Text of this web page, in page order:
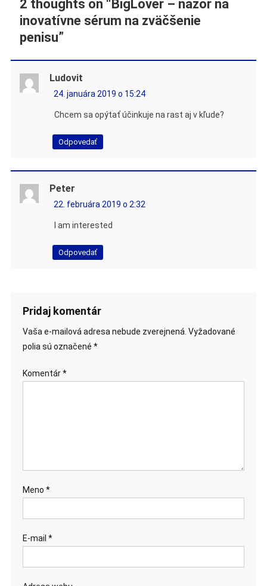
2 thoughts on “ BigLover – názor na
inovatívne sérum na zväčšenie
penisu”
Ludovit
24. januára 2019 o 15:24
Chcem sa opýtať účinkuje na rast aj v kľude?
Odpovedať
Peter
22. februára 2019 o 2:32
I am interested
Odpovedať
Pridaj komentár
Vaša e-mailová adresa nebude zverejnená. Vyžadované
polia sú označené *
Komentár*
Meno *
E-mail *